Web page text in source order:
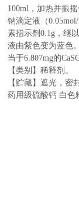
100ml ，加热并振
钠滴定液（
素指示剂0.1g ，继
液由紫色变为蓝色
当于6.807mg的
【类别】稀释剂。
【贮藏】遮光，密
药用级硫酸钙 白色